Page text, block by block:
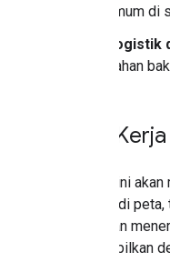
umum di
Logistik
bahan
Alur
Bagian ini
tempat di
peta, dan
menampilkan